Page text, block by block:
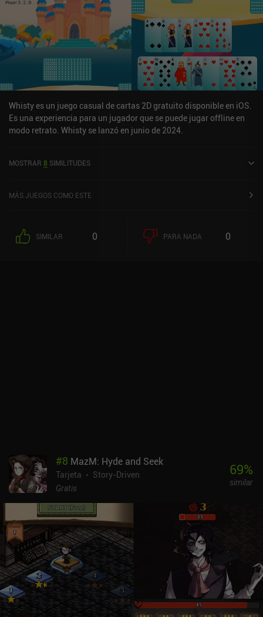
Whisty es un juego casual de cartas 2D gratuito disponible en iOS.
Es una experiencia para un jugador que se puede jugar offline en
modo retrato. Whisty se lanzó en junio de 2024.
MOSTRAR 8 SIMILITUDES
MÁS JUEGOS COMO ESTE
SIMILAR 0 PARA NADA 0
#8 MazM: Hyde and Seek
Tarjeta
Story-Driven
Gratis
69%
similar